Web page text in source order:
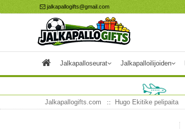
jalkapallogifts@gmail.com
Jalkapalloseurat Jalkapalloilijoiden
Jalkapallogifts.com Hugo Ekitike pelipaita